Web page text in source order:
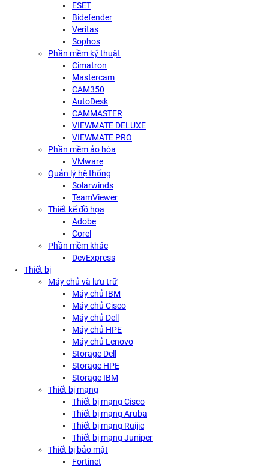
ESET
Bidefender
Veritas
Sophos
Phần mềm kỹ thuật
Cimatron
Mastercam
CAM350
AutoDesk
CAMMASTER
VIEWMATE DELUXE
VIEWMATE PRO
Phần mềm ảo hóa
VMware
Quản lý hệ thống
Solarwinds
TeamViewer
Thiết kế đồ họa
Adobe
Corel
Phần mềm khác
DevExpress
Thiết bị
Máy chủ và lưu trữ
Máy chủ IBM
Máy chủ Cisco
Máy chủ Dell
Máy chủ HPE
Máy chủ Lenovo
Storage Dell
Storage HPE
Storage IBM
Thiết bị mạng
Thiết bị mạng Cisco
Thiết bị mạng Aruba
Thiết bị mạng Ruijie
Thiết bị mạng Juniper
Thiết bị bảo mật
Fortinet